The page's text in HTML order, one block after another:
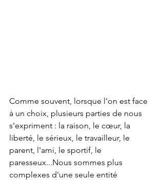
Comme souvent, lorsque l'on est face
à un choix, plusieurs parties de nous
s'expriment : la raison, le cœur, la
liberté, le sérieux, le travailleur, le
parent, l'ami, le sportif, le
paresseux...Nous sommes plus
complexes d'une seule entité